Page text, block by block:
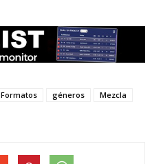
Formatos géneros
Mezcla